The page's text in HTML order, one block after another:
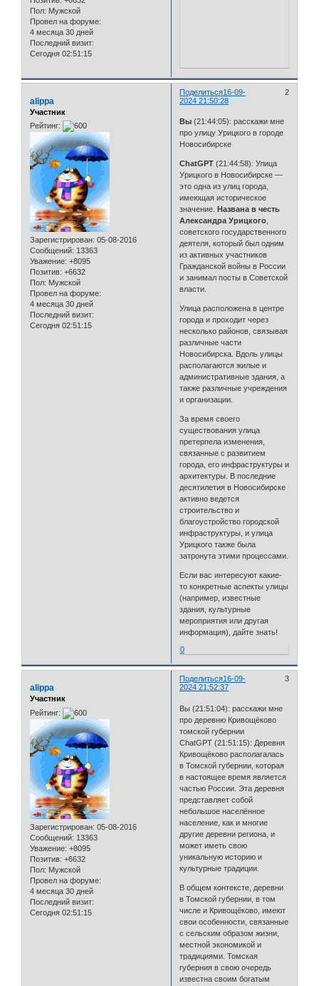
Пол: Мужской
Провел на форуме:
4 месяца 30 дней
Последний визит:
Сегодня 02:51:15
Поделиться 2
16-09-
2024 21:50:28
alippa
Участник
Рейтинг:
Зарегистрирован: 05-08-2016
Сообщений: 13363
Уважение: +8095
Позитив: +6632
Пол: Мужской
Провел на форуме:
4 месяца 30 дней
Последний визит:
Сегодня 02:51:15
Вы (21:44:05): расскажи мне
про улицу Урицкого в городе
Новосибирске
ChatGPT (21:44:58): Улица
Урицкого в Новосибирске —
это одна из улиц города,
имеющая историческое
значение. Названа в честь
Александра Урицкого,
советского государственного
деятеля, который был одним
из активных участников
Гражданской войны в России
и занимал посты в Советской
власти.
Улица расположена в центре
города и проходит через
несколько районов, связывая
различные части
Новосибирска. Вдоль улицы
располагаются жилые и
административные здания, а
также различные учреждения
и организации.
За время своего
существования улица
претерпела изменения,
связанные с развитием
города, его инфраструктуры и
архитектуры. В последние
десятилетия в Новосибирске
активно ведется
строительство и
благоустройство городской
инфраструктуры, и улица
Урицкого также была
затронута этими процессами.
Если вас интересуют какие-
то конкретные аспекты улицы
(например, известные
здания, культурные
мероприятия или другая
информация), дайте знать!
0
Поделиться 3
16-09-
2024 21:52:37
alippa
Участник
Рейтинг:
Зарегистрирован: 05-08-2016
Сообщений: 13363
Уважение: +8095
Позитив: +6632
Пол: Мужской
Провел на форуме:
4 месяца 30 дней
Последний визит:
Сегодня 02:51:15
Вы (21:51:04): расскажи мне
про деревню Кривощёково
томской губернии
ChatGPT (21:51:15): Деревня
Кривощёково располагалась
в Томской губернии, которая
в настоящее время является
частью России. Эта деревня
представляет собой
небольшое населённое
население, как и многие
другие деревни региона, и
может иметь свою
уникальную историю и
культурные традиции.
В общем контексте, деревни
в Томской губернии, в том
числе и Кривощёково, имеют
свои особенности, связанные
с сельским образом жизни,
местной экономикой и
традициями. Томская
губерния в свою очередь
известна своим богатым